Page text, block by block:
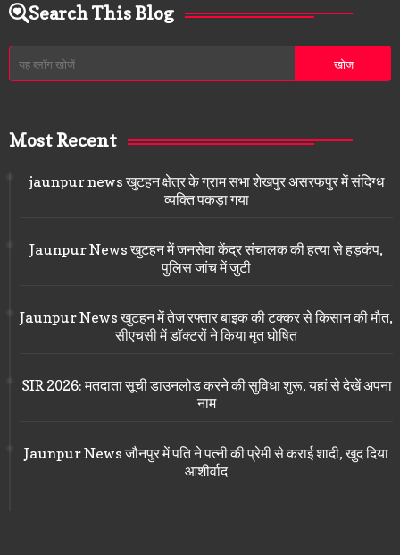
Search This Blog
Most Recent
jaunpur news खुटहन क्षेत्र के ग्राम सभा शेखपुर असरफपुर में संदिग्ध
व्यक्ति पकड़ा गया
Jaunpur News खुटहन में जनसेवा केंद्र संचालक की हत्या से हड़कंप,
पुलिस जांच में जुटी
Jaunpur News खुटहन में तेज रफ्तार बाइक की टक्कर से किसान की मौत,
सीएचसी में डॉक्टरों ने किया मृत घोषित
SIR 2026: मतदाता सूची डाउनलोड करने की सुविधा शुरू, यहां से देखें अपना
नाम
Jaunpur News जौनपुर में पति ने पत्नी की प्रेमी से कराई शादी, खुद दिया
आशीर्वाद